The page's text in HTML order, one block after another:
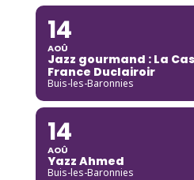
14
AOÛ
Jazz gourmand : La
France Duclairoir
Buis-les-Baronnies
14
AOÛ
Yazz Ahmed
Buis-les-Baronnies